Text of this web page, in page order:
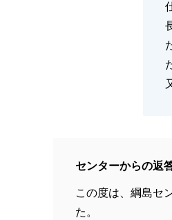
センターからの返
この度は、綱島セ
た。